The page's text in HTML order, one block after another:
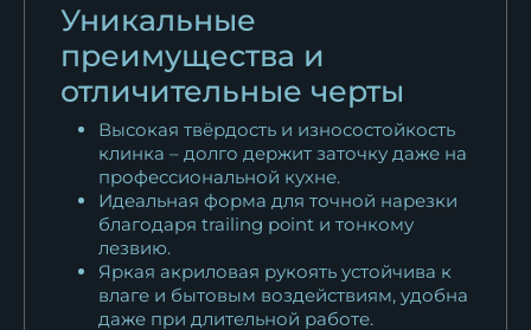
Уникальные
преимущества и
отличительные черты
Высокая твёрдость и износостойкость
клинка – долго держит заточку даже на
профессиональной кухне.
Идеальная форма для точной нарезки
благодаря trailing point и тонкому
лезвию.
Яркая акриловая рукоять устойчива к
влаге и бытовым воздействиям, удобна
даже при длительной работе.